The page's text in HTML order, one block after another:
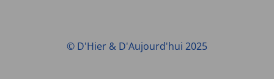
© D'Hier & D'Aujourd'hui 2025